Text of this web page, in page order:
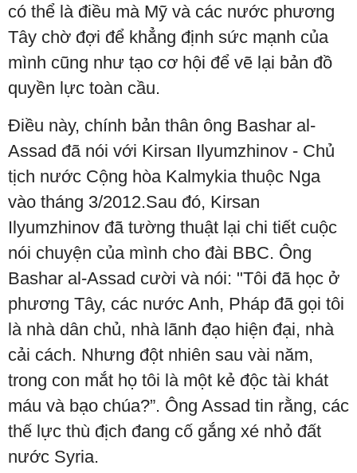
có thể là điều mà Mỹ và các nước phương
Tây chờ đợi để khẳng định sức mạnh của
mình cũng như tạo cơ hội để vẽ lại bản đồ
quyền lực toàn cầu.
Điều này, chính bản thân ông Bashar al-
Assad đã nói với Kirsan Ilyumzhinov - Chủ
tịch nước Cộng hòa Kalmykia thuộc Nga
vào tháng 3/2012.Sau đó, Kirsan
Ilyumzhinov đã tường thuật lại chi tiết cuộc
nói chuyện của mình cho đài BBC. Ông
Bashar al-Assad cười và nói: "Tôi đã học ở
phương Tây, các nước Anh, Pháp đã gọi tôi
là nhà dân chủ, nhà lãnh đạo hiện đại, nhà
cải cách. Nhưng đột nhiên sau vài năm,
trong con mắt họ tôi là một kẻ độc tài khát
máu và bạo chúa?”. Ông Assad tin rằng, các
thế lực thù địch đang cố gắng xé nhỏ đất
nước Syria.